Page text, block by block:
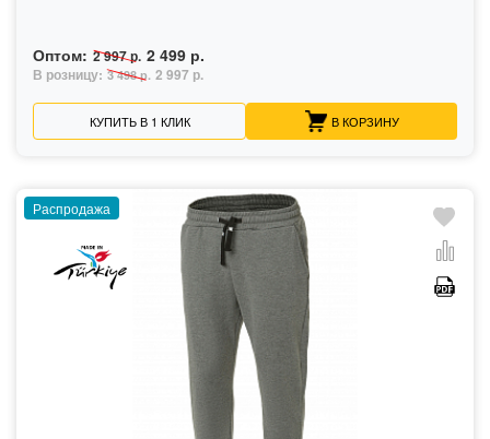
Оптом: 2 997 р. 2 499 р.
В розницу: 3 498 р. 2 997 р.
КУПИТЬ В 1 КЛИК В КОРЗИНУ
Распродажа